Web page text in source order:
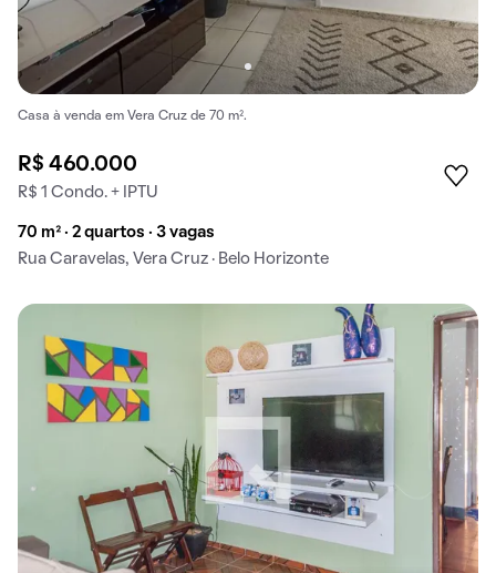
Casa à venda em Vera Cruz de 70 m².
R$ 460.000
R$ 1 Condo. + IPTU
70 m² · 2 quartos · 3 vagas
Rua Caravelas, Vera Cruz · Belo Horizonte